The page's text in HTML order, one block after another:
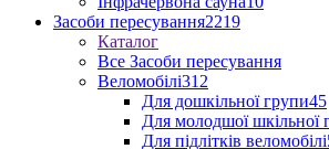
Засоби пересування2219
Каталог
Все Засоби пересування
Веломобілі312
Для дошкільної групи45
Для молодшої шкільної
Для підлітків веломобілі